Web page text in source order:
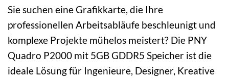
Sie suchen eine Grafikkarte, die Ihre
professionellen Arbeitsabläufe beschleunigt und
komplexe Projekte mühelos meistert? Die PNY
Quadro P2000 mit 5GB GDDR5 Speicher ist die
ideale Lösung für Ingenieure, Designer, Kreative